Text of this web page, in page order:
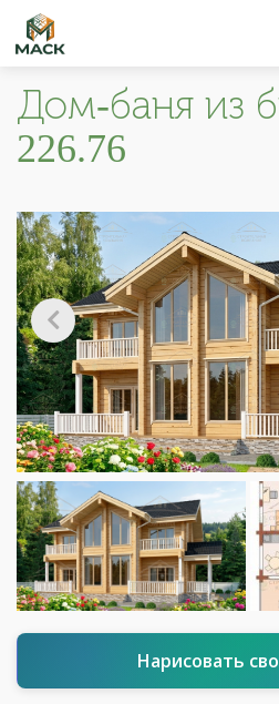
Дом-баня из
226.76
Нарисовать